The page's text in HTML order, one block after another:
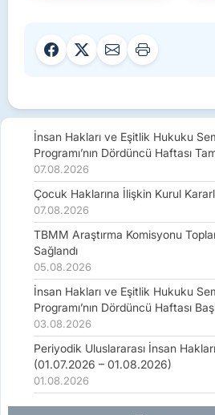
İnsan Hakları ve Eşitlik Hukuku
Programı’nın Dördüncü Haftası
07.08.2026
Çocuk Haklarına İlişkin Kurul
07.08.2026
TBMM Araştırma Komisyonu
Sağlandı
05.08.2026
İnsan Hakları ve Eşitlik Hukuku
Programı’nın Dördüncü Haftası
03.08.2026
Periyodik Uluslararası İnsan
(01.07.2026 – 01.08.2026)
01.08.2026